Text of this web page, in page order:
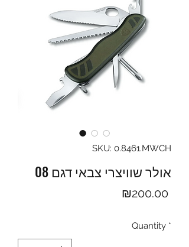
SKU: 0.8461.MWCH
אולר שוויצרי צבאי דגם 08
₪200.00Price
Quantity *